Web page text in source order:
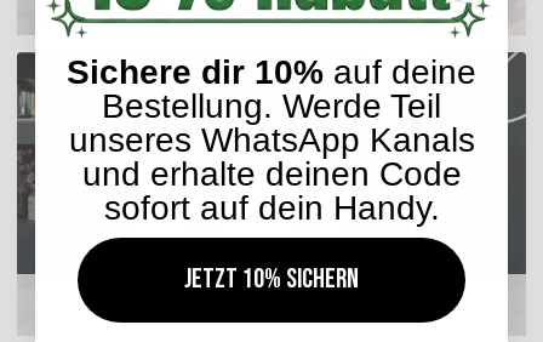
Sichere dir 10% auf deine
Bestellung. Werde Teil
unseres WhatsApp Kanals
und erhalte deinen Code
sofort auf dein Handy.
Jetzt 10% sichern